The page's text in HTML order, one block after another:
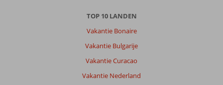
TOP 10 LANDEN
Vakantie Bonaire
Vakantie Bulgarije
Vakantie Curacao
Vakantie Nederland